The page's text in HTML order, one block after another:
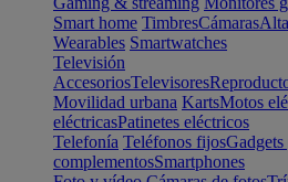
Smart home TimbresCámaras
Wearables Smartwatches
Televisión
AccesoriosTelevisores
Movilidad urbana KartsMotos
eléctricasPatinetes eléctricos
Telefonía Teléfonos fijosGadgets
complementosSmartphones